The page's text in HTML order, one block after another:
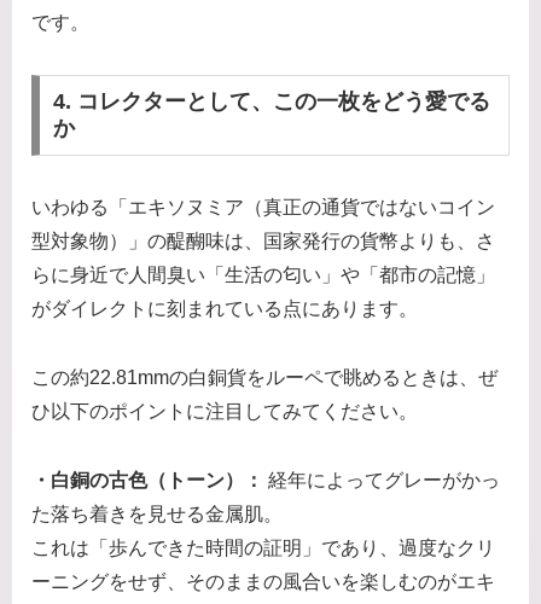
です。
4. コレクターとして、この一枚をどう愛でる
か
いわゆる「エキソヌミア（真正の通貨ではないコイン
型対象物）」の醍醐味は、国家発行の貨幣よりも、さ
らに身近で人間臭い「生活の匂い」や「都市の記憶」
がダイレクトに刻まれている点にあります。
この約22.81mmの白銅貨をルーペで眺めるときは、ぜ
ひ以下のポイントに注目してみてください。
・白銅の古色（トーン）： 経年によってグレーがかっ
た落ち着きを見せる金属肌。
これは「歩んできた時間の証明」であり、過度なクリ
ーニングをせず、そのままの風合いを楽しむのがエキ